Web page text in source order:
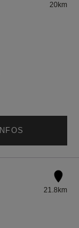
20km
INFOS
21.8km